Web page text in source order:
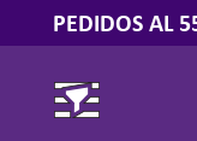
PEDIDOS AL